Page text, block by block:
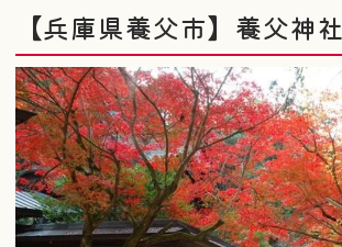
【兵庫県養父市】養父神社